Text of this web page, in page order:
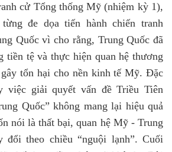
cử Tổng thống Mỹ (nhiệm kỳ 1),
đe dọa tiến hành chiến tranh
Quốc vì cho rằng, Trung Quốc đã
tiền tệ và thực hiện quan hệ thương
tổn hại cho nền kinh tế Mỹ. Đặc
việc giải quyết vấn đề Triều Tiên
Quốc” không mang lại hiệu quả
nói là thất bại, quan hệ Mỹ - Trung
đổi theo chiều “nguội lạnh”. Cuối